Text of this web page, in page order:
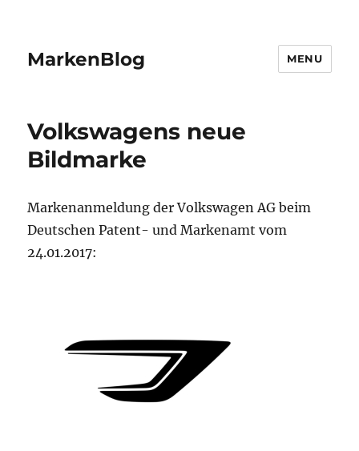
MarkenBlog MENU
Volkswagens neue
Bildmarke
Markenanmeldung der Volkswagen AG beim
Deutschen Patent- und Markenamt vom
24.01.2017: